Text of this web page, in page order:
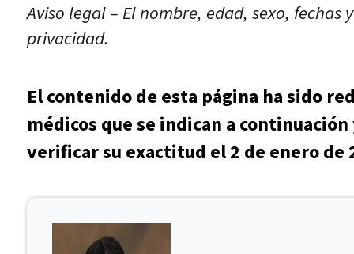
Aviso legal – El nombre, edad, sexo,
privacidad.
El contenido de esta página ha sido
médicos que se indican a
verificar su exactitud el 2 de enero de